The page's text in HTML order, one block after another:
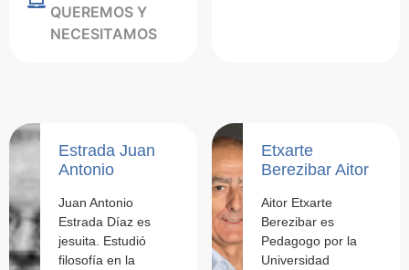
QUEREMOS Y
NECESITAMOS
Estrada Juan
Antonio
Juan Antonio
Estrada Díaz es
jesuita. Estudió
filosofía en la
Etxarte
Berezibar Aitor
Aitor Etxarte
Berezibar es
Pedagogo por la
Universidad